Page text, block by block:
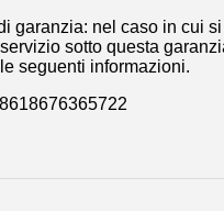
garanzia: nel caso in cui
sotto questa
seguenti informazioni.